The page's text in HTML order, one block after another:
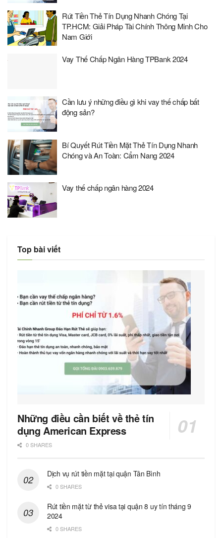
Rút Tiền Thẻ Tín Dụng Nhanh Chóng Tại
TP.HCM: Giải Pháp Tài Chính Thông Minh Cho
Nam Giới
Vay Thế Chấp Ngân Hàng TPBank 2024
Cần lưu ý những điều gì khi vay thế chấp bất
động sản?
Bí Quyết Rút Tiền Mặt Thẻ Tín Dụng Nhanh
Chóng và An Toàn: Cẩm Nang 2024
Vay thế chấp ngân hàng 2024
Top bài viết
Những điều cần biết về thẻ tín
dụng American Express
0 SHARES
Dịch vụ rút tiền mặt tại quận Tân Bình
0 SHARES
Rút tiền mặt từ thẻ visa tại quận 8 uy tín tháng 9
2024
0 SHARES